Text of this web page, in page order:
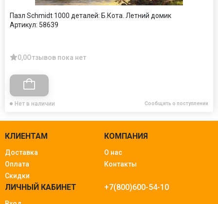
Пазл Schmidt 1000 деталей: Б.Кота. Летний домик
Артикул: 58639
0,0Отзывов пока нет
Нет в наличии Сообщить о поступлении
КЛИЕНТАМ
Доставка
Оплата
Скидки
КОМПАНИЯ
О нас
Контакты
ЛИЧНЫЙ КАБИНЕТ +7(800)600-54-10